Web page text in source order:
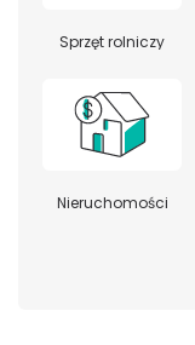
Sprzęt rolniczy
Nieruchomości